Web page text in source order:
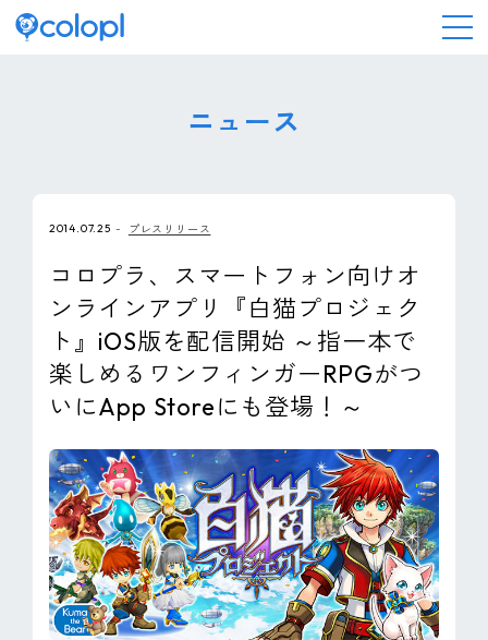
IR情報
採用情報
ピンマーク
EN
ニュース
2014.07.25 プレスリリース
コロプラ、スマートフォン向けオ
ンラインアプリ『白猫プロジェク
ト』iOS版を配信開始 ～指一本で
楽しめるワンフィンガーRPGがつ
いにApp Storeにも登場！～